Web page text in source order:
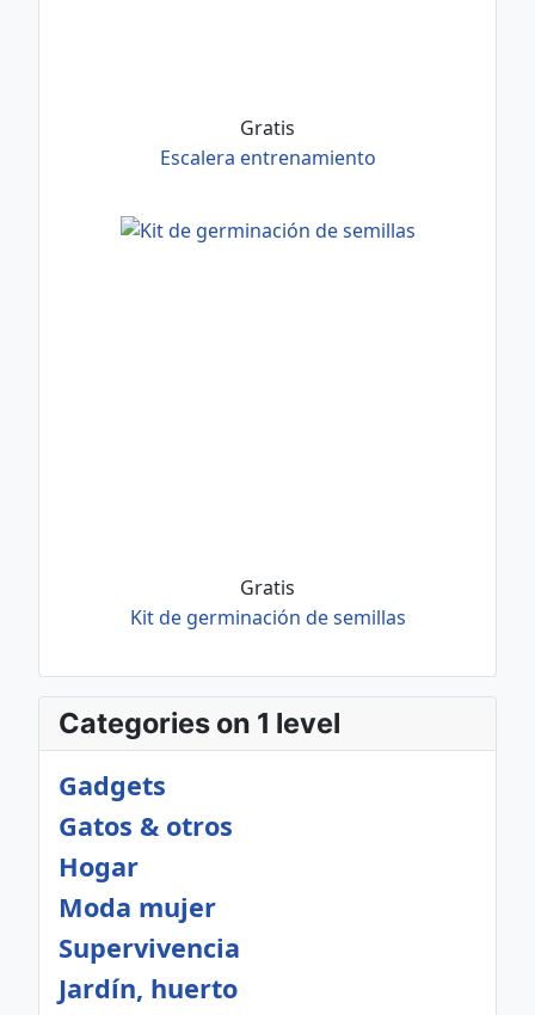
Gratis
Escalera entrenamiento
Gratis
Kit de germinación de semillas
Categories on 1 level
Gadgets
Gatos & otros
Hogar
Moda mujer
Supervivencia
Jardín, huerto